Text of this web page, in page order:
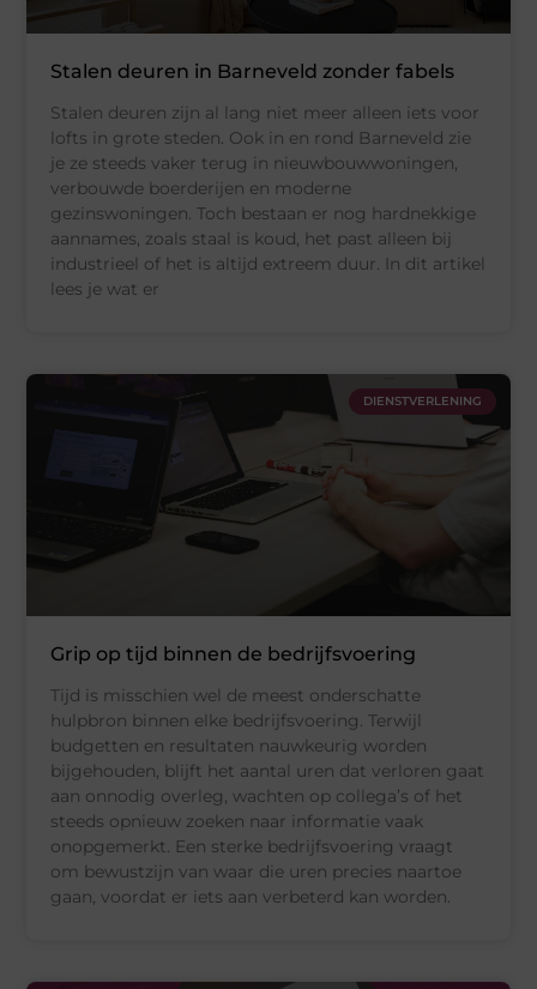
Stalen deuren in Barneveld zonder fabels
Stalen deuren zijn al lang niet meer alleen iets voor
lofts in grote steden. Ook in en rond Barneveld zie
je ze steeds vaker terug in nieuwbouwwoningen,
verbouwde boerderijen en moderne
gezinswoningen. Toch bestaan er nog hardnekkige
aannames, zoals staal is koud, het past alleen bij
industrieel of het is altijd extreem duur. In dit artikel
lees je wat er
DIENSTVERLENING
Grip op tijd binnen de bedrijfsvoering
Tijd is misschien wel de meest onderschatte
hulpbron binnen elke bedrijfsvoering. Terwijl
budgetten en resultaten nauwkeurig worden
bijgehouden, blijft het aantal uren dat verloren gaat
aan onnodig overleg, wachten op collega’s of het
steeds opnieuw zoeken naar informatie vaak
onopgemerkt. Een sterke bedrijfsvoering vraagt
om bewustzijn van waar die uren precies naartoe
gaan, voordat er iets aan verbeterd kan worden.